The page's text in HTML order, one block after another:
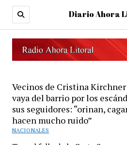
Diario Ahora
Vecinos de Cristina
vaya del barrio por los
sus seguidores: “orinan,
hacen mucho ruido”
NACIONALES